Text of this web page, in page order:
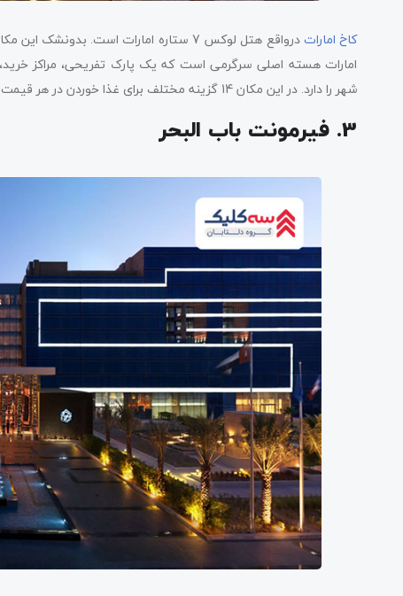
کاخ امارات
در­واقع هتل لوکس 7 ستاره امارات است.
امارات هسته اصلی سرگرمی است که یک پارک تفریحی­، مراکز
شهر را دارد. در این مکان 14 گزینه مختلف برای غذا خوردن در هر قیمت و سبک وجود دارد.
3. فیرمونت باب البحر